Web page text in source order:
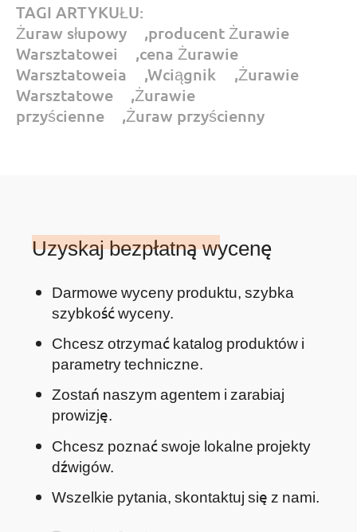
TAGI ARTYKUŁU:
Żuraw słupowy
,producent Żurawie
Warsztatowei
,cena Żurawie
Warsztatoweia
,Wciągnik ,Żurawie
Warsztatowe
,Żurawie
przyścienne
,Żuraw przyścienny
Uzyskaj bezpłatną wycenę
Darmowe wyceny produktu, szybka
szybkość wyceny.
Chcesz otrzymać katalog produktów i
parametry techniczne.
Zostań naszym agentem i zarabiaj
prowizję.
Chcesz poznać swoje lokalne projekty
dźwigów.
Wszelkie pytania, skontaktuj się z nami.